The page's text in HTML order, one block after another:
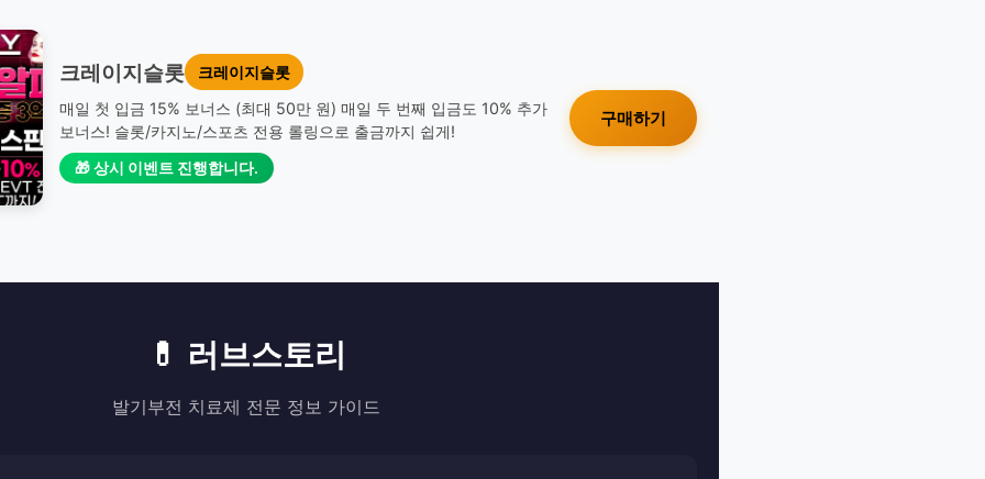
크레이지슬롯
크레이지슬롯
매일 첫 입금 15% 보너스 (최대 50만 원) 매일 두 번째 입금도 10% 추가
보너스! 슬롯/카지노/스포츠 전용 롤링으로 출금까지 쉽게!
🎁 상시 이벤트 진행합니다.
구매하기
💊 러브스토리
발기부전 치료제 전문 정보 가이드